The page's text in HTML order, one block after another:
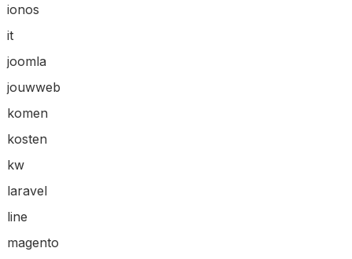
ionos
it
joomla
jouwweb
komen
kosten
kw
laravel
line
magento